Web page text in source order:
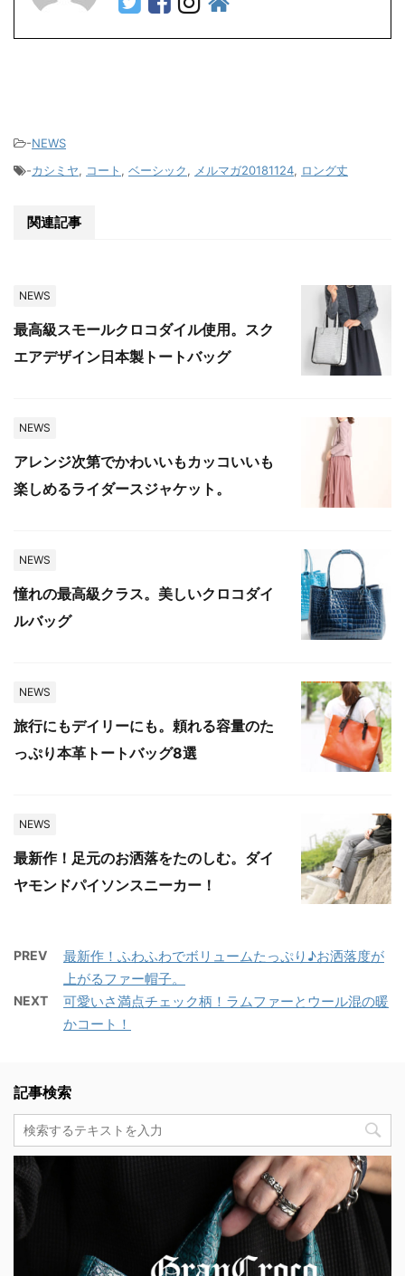
-NEWS
-カシミヤ, コート , ベーシック, メルマガ20181124, ロング丈
関連記事
NEWS
最高級スモールクロコダイル使用。スク
エアデザイン日本製トートバッグ
NEWS
アレンジ次第でかわいいもカッコいいも
楽しめるライダースジャケット。
NEWS
憧れの最高級クラス。美しいクロコダイ
ルバッグ
NEWS
旅行にもデイリーにも。頼れる容量のた
っぷり本革トートバッグ8選
NEWS
最新作！足元のお洒落をたのしむ。ダイ
ヤモンドパイソンスニーカー！
PREV
最新作！ふわふわでボリュームたっぷり♪お洒落度が
上がるファー帽子。
NEXT
可愛いさ満点チェック柄！ラムファーとウール混の暖
かコート！
記事検索